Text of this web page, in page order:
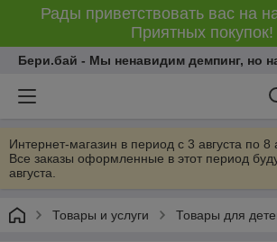
Рады приветствовать вас на
Приятных покупок!
Бери.бай - Мы ненавидим демпинг, но
Интернет-магазин в период с 3 августа по 8
Все заказы оформленные в этот период
августа.
Товары и услуги Товары для